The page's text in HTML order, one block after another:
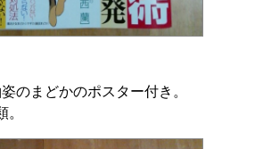
のまどかのポスター付き。